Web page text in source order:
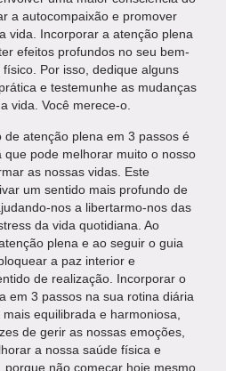
a autocompaixão e promover
vida. Incorporar a atenção plena
efeitos profundos no seu bem-
Por isso, dedique alguns
e testemunhe as mudanças
vida. Você merece-o.
de atenção plena em 3 passos é
pode melhorar muito o nosso
as nossas vidas. Este
um sentido mais profundo de
nos a libertarmo-nos das
da vida quotidiana. Ao
plena e ao seguir o guia
a paz interior e
de realização. Incorporar o
em 3 passos na sua rotina diária
equilibrada e harmoniosa,
de gerir as nossas emoções,
a nossa saúde física e
porque não começar hoje mesmo